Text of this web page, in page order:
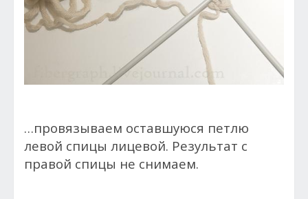
…провязываем оставшуюся петлю
левой спицы лицевой. Результат с
правой спицы не снимаем.